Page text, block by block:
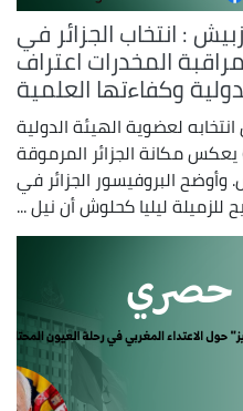
: انتخاب الجزائر في
المخدرات اعتراف
وكفاءتها العلمية
لعضوية الهيئة الدولية
المخدرات (2027-2032) يعكس مكانة الجزائر المرموقة
البروفيسور الجزائر في
للزميلة ليليا كحلوش أن نيل ...